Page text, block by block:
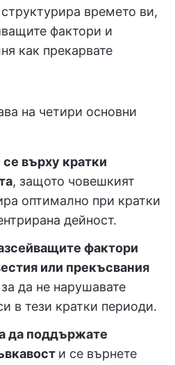
времето ви,
фактори и
как прекарвате
на четири основни
върху кратки
, защото човешкият
оптимално при кратки
дейност.
фактори
или прекъсвания
да не нарушавате
в тези кратки периоди.
да поддържате
и се върнете